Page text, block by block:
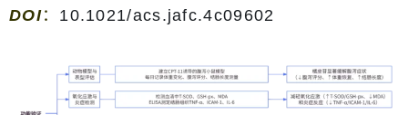
DOI： 10.1021/acs.jafc.4c09602